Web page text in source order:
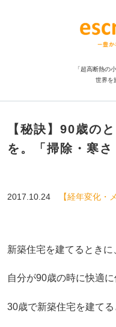
「超高断熱の
世界を
【秘訣】90歳の
を。「掃除・寒さ
2017.10.24 【経年変化・
新築住宅を建てるときに
自分が90歳の時に快適
30歳で新築住宅を建てる